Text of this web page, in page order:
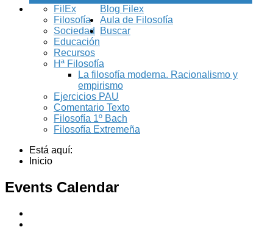
Blog Filex
FilEx
Filosofía
Sociedad
Educación
Recursos
Aula de Filosofía
Hª Filosofía
La filosofía moderna. Racionalismo y
empirismo
Ejercicios PAU
Comentario Texto
Filosofía 1º Bach
Filosofía Extremeña
Buscar
Está aquí:
Inicio
Events Calendar